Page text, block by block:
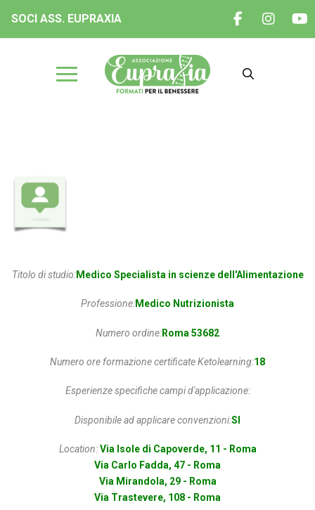
SOCI ASS. EUPRAXIA
Titolo di studio:Medico Specialista in scienze dell'Alimentazione
Professione:Medico Nutrizionista
Numero ordine:Roma 53682
Numero ore formazione certificate Ketolearning:18
Esperienze specifiche campi d'applicazione:
Disponibile ad applicare convenzioni:SI
Location: Via Isole di Capoverde, 11 - Roma
Via Carlo Fadda, 47 - Roma
Via Mirandola, 29 - Roma
Via Trastevere, 108 - Roma